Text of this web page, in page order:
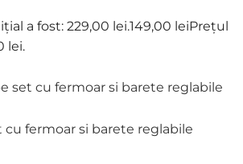
a fost: 229,00 lei.149,00 leiPrețul
lei.